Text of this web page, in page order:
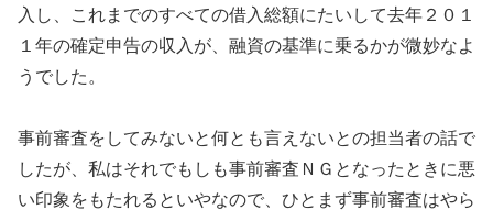
入し、これまでのすべての借入総額にたいして去年２０１
１年の確定申告の収入が、融資の基準に乗るかが微妙なよ
うでした。
事前審査をしてみないと何とも言えないとの担当者の話で
したが、私はそれでもしも事前審査ＮＧとなったときに悪
い印象をもたれるといやなので、ひとまず事前審査はやら